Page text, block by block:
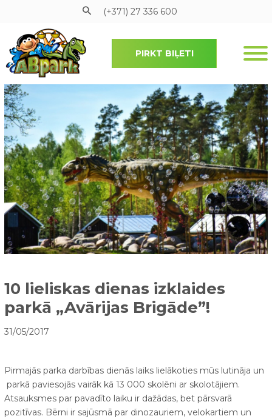
Pāriet uz galveno saturu
(+371) 27 336 600
PIRKT BIĻETI
10 lieliskas dienas izklaides
parkā „Avārijas Brigāde”!
31/05/2017
Pirmajās parka darbības dienās laiks lielākoties mūs lutināja un
parkā paviesojās vairāk kā 13 000 skolēni ar skolotājiem.
Atsauksmes par pavadīto laiku ir dažādas, bet pārsvarā
pozitīvas. Bērni ir sajūsmā par dinozauriem, velokartiem un